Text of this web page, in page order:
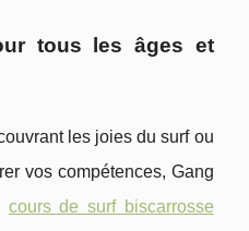
tous les âges et
les joies du surf ou
vos compétences, Gang
cours de surf biscarrosse